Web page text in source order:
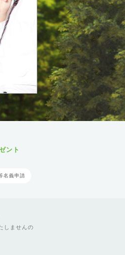
ント
名義申請
しませんの